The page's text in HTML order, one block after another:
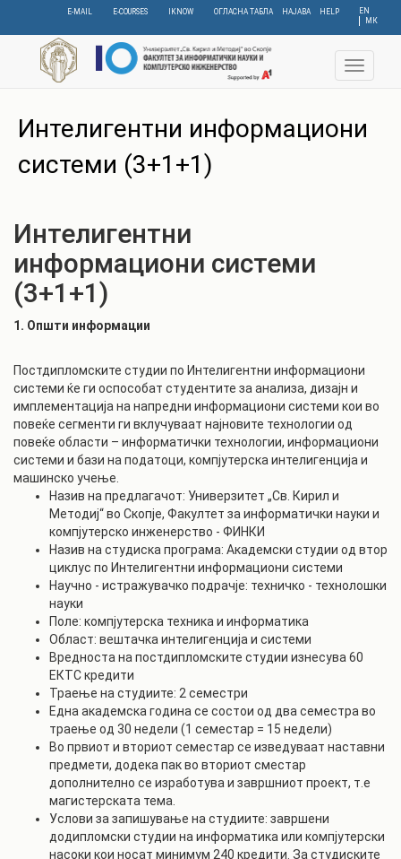
content
EN
МК
E-MAIL E-COURSES IKNOW ОГЛАСНА ТАБЛА НАЈАВА HELP
Toggle
Интелигентни информациони
системи (3+1+1)
Интелигентни
информациони системи
(3+1+1)
1. Oпшти информации
Постдипломските студии по Интелигентни информациони
системи ќе ги оспособат студентите за анализа, дизајн и
имплементација на напредни информациони системи кои во
повеќе сегменти ги вклучуваат најновите технологии од
повеќе области – информатички технологии, информациони
системи и бази на податоци, компјутерска интелигенција и
машинско учење.
Назив на предлагачот: Универзитет „Св. Кирил и
Методиј“ во Скопје, Факултет за информатички науки и
компјутерско инженерство - ФИНКИ
Назив на студиска програма: Академски студии од втор
циклус по Интелигентни информациони системи
Научно - истражувачко подрачје: техничко - технолошки
науки
Поле: компјутерска техника и информатика
Област: вештачка интелигенција и системи
Вредноста на постдипломските студии изнесува 60
ЕКТС кредити
Траење на студиите: 2 семестри
Една академска година се состои од два семестра во
траење од 30 недели (1 семестар = 15 недели)
Во првиот и вториот семестар се изведуваат наставни
предмети, додека пак во вториот сместар
дополнително се изработува и завршниот проект, т.е
магистерската тема.
Услови за запишување на студиите: завршени
додипломски студии на информатика или компјутерски
насоки кои носат минимум 240 кредити. За студиските